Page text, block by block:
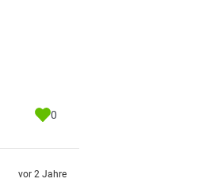
0
vor 2 Jahre